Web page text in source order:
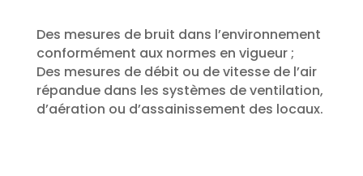
Des mesures de bruit dans l’environnement
conformément aux normes en vigueur ;
Des mesures de débit ou de vitesse de l’air
répandue dans les systèmes de ventilation,
d’aération ou d’assainissement des locaux.